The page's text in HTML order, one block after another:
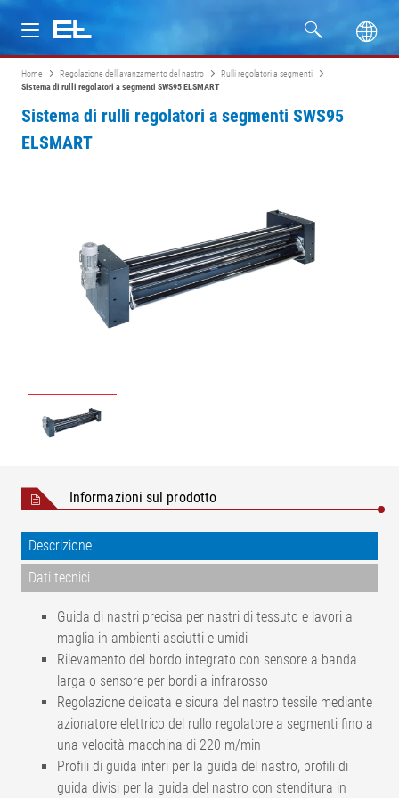
Prodotti
Home Regolazione dell'avanzamento del nastro
Rulli regolatori a segmenti
Sistema di rulli regolatori a segmenti SWS95 ELSMART
Sistema di rulli regolatori a segmenti SWS95
ELSMART
Informazioni sul prodotto
Descrizione
Dati tecnici
Guida di nastri precisa per nastri di tessuto e lavori a
maglia in ambienti asciutti e umidi
Rilevamento del bordo integrato con sensore a banda
larga o sensore per bordi a infrarosso
Regolazione delicata e sicura del nastro tessile mediante
azionatore elettrico del rullo regolatore a segmenti fino a
una velocità macchina di 220 m/min
Profili di guida interi per la guida del nastro, profili di
guida divisi per la guida del nastro con stenditura in